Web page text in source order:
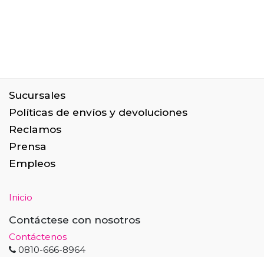
Sucursales
Políticas de envíos y devoluciones
Reclamos
Prensa
Empleos
Inicio
Contáctese con nosotros
Contáctenos
0810-666-8964